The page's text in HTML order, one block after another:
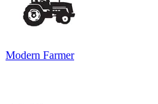
Modern Farmer